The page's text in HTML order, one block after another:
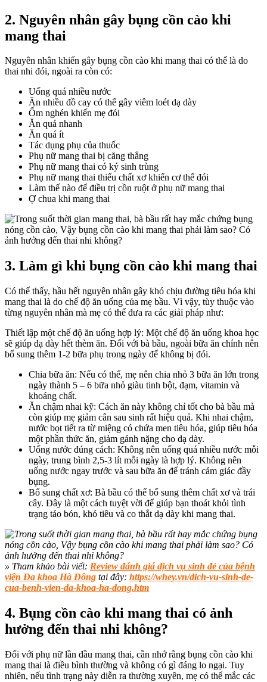
2. Nguyên nhân gây bụng cồn cào khi
mang thai
Nguyên nhân khiến gây bụng cồn cào khi mang thai có thể là do
thai nhi đói, ngoài ra còn có:
Uống quá nhiều nước
Ăn nhiều đồ cay có thể gây viêm loét dạ dày
Ốm nghén khiến mẹ đói
Ăn quá nhanh
Ăn quá ít
Tác dụng phụ của thuốc
Phụ nữ mang thai bị căng thẳng
Phụ nữ mang thai có ký sinh trùng
Phụ nữ mang thai thiếu chất xơ khiến cơ thể đói
Làm thế nào để điều trị cồn ruột ở phụ nữ mang thai
Ợ chua khi mang thai
3. Làm gì khi bụng cồn cào khi mang thai
Có thể thấy, hầu hết nguyên nhân gây khó chịu đường tiêu hóa khi
mang thai là do chế độ ăn uống của mẹ bầu. Vì vậy, tùy thuộc vào
từng nguyên nhân mà mẹ có thể đưa ra các giải pháp như:
Thiết lập một chế độ ăn uống hợp lý: Một chế độ ăn uống khoa học
sẽ giúp dạ dày hết thèm ăn. Đối với bà bầu, ngoài bữa ăn chính nên
bổ sung thêm 1-2 bữa phụ trong ngày để không bị đói.
Chia bữa ăn: Nếu có thể, mẹ nên chia nhỏ 3 bữa ăn lớn trong
ngày thành 5 – 6 bữa nhỏ giàu tinh bột, đạm, vitamin và
khoáng chất.
Ăn chậm nhai kỹ: Cách ăn này không chỉ tốt cho bà bầu mà
còn giúp mẹ giảm cân sau sinh rất hiệu quả. Khi nhai chậm,
nước bọt tiết ra từ miệng có chứa men tiêu hóa, giúp tiêu hóa
một phần thức ăn, giảm gánh nặng cho dạ dày.
Uống nước đúng cách: Không nên uống quá nhiều nước mỗi
ngày, trung bình 2,5-3 lít mỗi ngày là hợp lý. Không nên
uống nước ngay trước và sau bữa ăn để tránh cảm giác đầy
bụng.
Bổ sung chất xơ: Bà bầu có thể bổ sung thêm chất xơ và trái
cây. Đây là một cách tuyệt vời để giúp bạn thoát khỏi tình
trạng táo bón, khó tiêu và co thắt dạ dày khi mang thai.
» Tham khảo bài viết: Review đánh giá dịch vụ sinh đẻ của bệnh
viện Đa khoa Hà Đông tại đây: https://whey.vn/dich-vu-sinh-de-
cua-benh-vien-da-khoa-ha-dong.htm
4. Bụng cồn cào khi mang thai có ảnh
hưởng đến thai nhi không?
Đối với phụ nữ lần đầu mang thai, cần nhớ rằng bụng cồn cào khi
mang thai là điều bình thường và không có gì đáng lo ngại. Tuy
nhiên, nếu tình trạng này diễn ra thường xuyên, mẹ có thể mắc các